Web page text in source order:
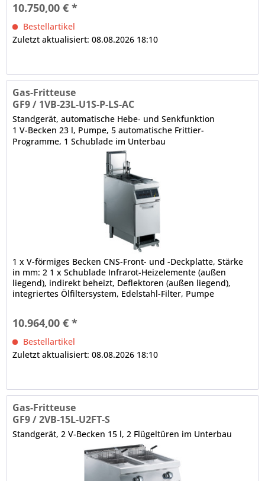
10.750,00 € *
Bestellartikel
Zuletzt aktualisiert: 08.08.2026 18:10
Gas-Fritteuse
GF9 / 1VB-23L-U1S-P-LS-AC
Standgerät, automatische Hebe- und Senkfunktion
1 V-Becken 23 l, Pumpe, 5 automatische Frittier-
Programme, 1 Schublade im Unterbau
1 x V-förmiges Becken CNS-Front- und -Deckplatte, Stärke
in mm: 2 1 x Schublade Infrarot-Heizelemente (außen
liegend), indirekt beheizt, Deflektoren (außen liegend),
integriertes Ölfiltersystem, Edelstahl-Filter, Pumpe
10.964,00 € *
Bestellartikel
Zuletzt aktualisiert: 08.08.2026 18:10
Gas-Fritteuse
GF9 / 2VB-15L-U2FT-S
Standgerät, 2 V-Becken 15 l, 2 Flügeltüren im Unterbau